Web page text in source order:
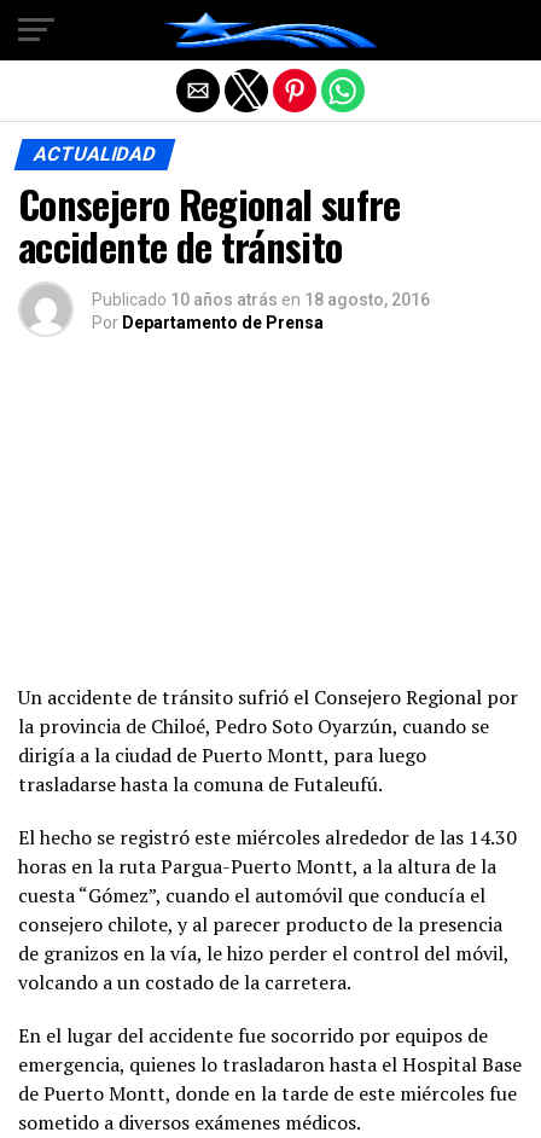
ACTUALIDAD
Consejero Regional sufre
accidente de tránsito
Publicado 10 años atrás en 18 agosto, 2016
Por Departamento de Prensa
Un accidente de tránsito sufrió el Consejero Regional por
la provincia de Chiloé, Pedro Soto Oyarzún, cuando se
dirigía a la ciudad de Puerto Montt, para luego
trasladarse hasta la comuna de Futaleufú.
El hecho se registró este miércoles alrededor de las 14.30
horas en la ruta Pargua-Puerto Montt, a la altura de la
cuesta “Gómez”, cuando el automóvil que conducía el
consejero chilote, y al parecer producto de la presencia
de granizos en la vía, le hizo perder el control del móvil,
volcando a un costado de la carretera.
En el lugar del accidente fue socorrido por equipos de
emergencia, quienes lo trasladaron hasta el Hospital Base
de Puerto Montt, donde en la tarde de este miércoles fue
sometido a diversos exámenes médicos.
Salir de la versión móvil